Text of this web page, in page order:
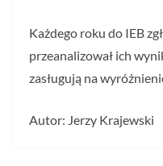
Każdego roku do IEB
przeanalizował ich
zasługują na
Autor: Jerzy Krajewski